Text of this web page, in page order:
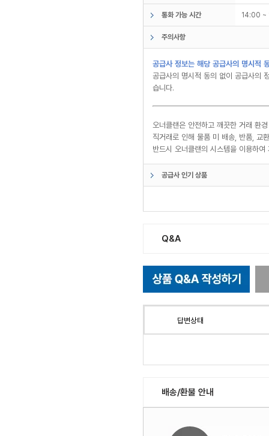
통화 가능 시간 14:00
주의사항
공급사 정보는 해당 공급사의 명시적
공급사의 명시적 동의 없이 공급사의
습니다.
오너클랜은 안전하고 깨끗한 거래 환
직거래로 인해 물품 미 배송, 반품, 교
반드시 오너클랜의 시스템을 이용하
공급사 인기 상품
Q&A
답변상태
배송/환불 안내